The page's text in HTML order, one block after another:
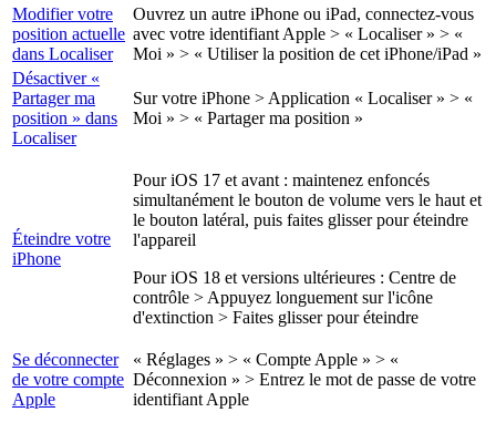
Modifier votre
position actuelle
dans Localiser
Ouvrez un autre iPhone ou iPad, connectez-vous
avec votre identifiant Apple > « Localiser » > «
Moi » > « Utiliser la position de cet iPhone/iPad »
Désactiver «
Partager ma
position » dans
Localiser
Sur votre iPhone > Application « Localiser » > «
Moi » > « Partager ma position »
Éteindre votre
iPhone
Pour iOS 17 et avant : maintenez enfoncés
simultanément le bouton de volume vers le haut et
le bouton latéral, puis faites glisser pour éteindre
l'appareil
Pour iOS 18 et versions ultérieures : Centre de
contrôle > Appuyez longuement sur l'icône
d'extinction > Faites glisser pour éteindre
Se déconnecter
de votre compte
Apple
« Réglages » > « Compte Apple » > «
Déconnexion » > Entrez le mot de passe de votre
identifiant Apple